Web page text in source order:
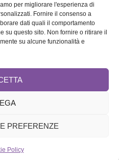
per migliorare l'esperienza di
Fornire il consenso a
dati quali il comportamento
su questo sito. Non fornire o ritirare il
su alcune funzionalità e
PREFERENZE
Policy
Disclaimer